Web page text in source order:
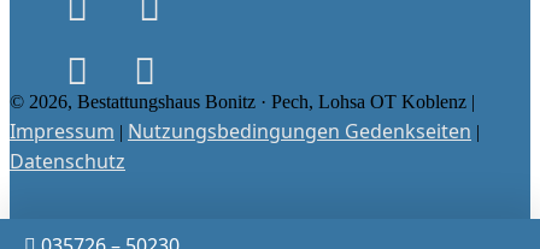
© 2026, Bestattungshaus Bonitz · Pech, Lohsa OT Koblenz |
Impressum | Nutzungsbedingungen Gedenkseiten |
Datenschutz